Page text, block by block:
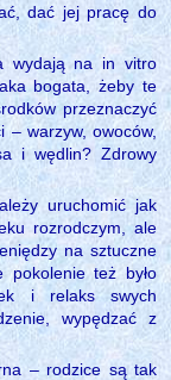
dać jej pracę do
wydają na in vitro
bogata, żeby te
przeznaczyć
– warzyw, owoców,
i wędlin? Zdrowy
uruchomić jak
rozrodczym, ale
na sztuczne
pokolenie też było
i relaks swych
wypędzać z
– rodzice są tak